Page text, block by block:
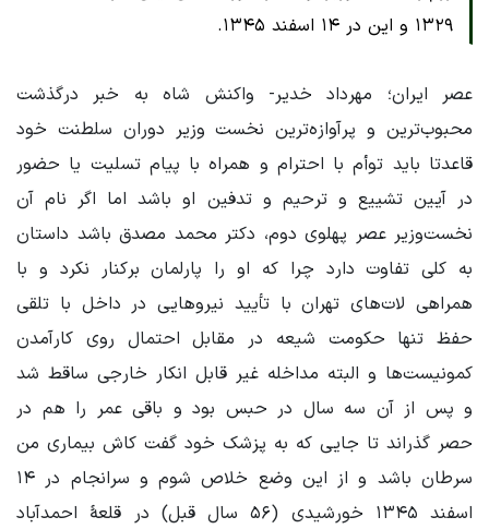
۱۳۲۹ و این در ۱۴ اسفند ۱۳۴۵.
عصر ایران؛ مهرداد خدیر- واکنش شاه به خبر درگذشت
محبوب‌ترین و پرآوازه‌ترین نخست وزیر دوران سلطنت خود
قاعدتا باید توأم با احترام و همراه با پیام تسلیت یا حضور
در آیین تشییع و ترحیم و تدفین او باشد اما اگر نام آن
نخست‌وزیر عصر پهلوی دوم، دکتر محمد مصدق باشد داستان
به کلی تفاوت دارد چرا که او را پارلمان برکنار نکرد و با
همراهی لات‌‎های تهران با تأیید نیروهایی در داخل با تلقی
حفظ تنها حکومت شیعه در مقابل احتمال روی کارآمدن
کمونیست‌ها و البته مداخله غیر قابل انکار خارجی ساقط شد
و پس از آن سه سال در حبس بود و باقی عمر را هم در
حصر گذراند تا جایی که به پزشک خود گفت کاش بیماری من
سرطان باشد و از این وضع خلاص شوم و سرانجام در ۱۴
اسفند ۱۳۴۵ خورشیدی (‌۵۶ سال قبل) در قلعۀ احمدآباد